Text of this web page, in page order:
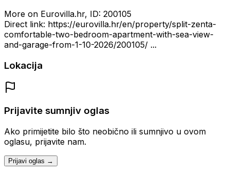
More on Eurovilla.hr, ID: 200105
Direct link: https://eurovilla.hr/en/property/split-zenta-
comfortable-two-bedroom-apartment-with-sea-view-
and-garage-from-1-10-2026/200105/ ...
Lokacija
Prijavite sumnjiv oglas
Ako primijetite bilo što neobično ili sumnjivo u ovom
oglasu, prijavite nam.
Prijavi oglas →